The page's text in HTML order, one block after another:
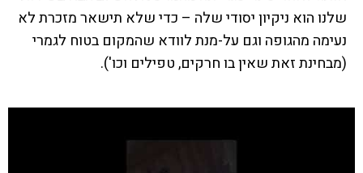
שלנו הוא ניקיון יסודי שלה – כדי שלא תישאר מזכרת לא
נעימה מהגופה וגם על-מנת לוודא שהמקום בטוח לגמרי
(מבחינת זאת שאין בו חרקים, טפילים וכו').